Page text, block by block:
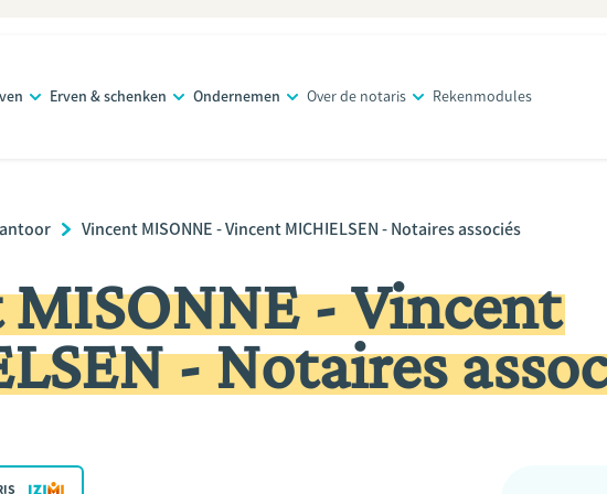
Erven & schenken Ondernemen Over de notaris Rekenmodules
Vincent MISONNE - Vincent MICHIELSEN - Notaires associés
- Vincent
- Notaires